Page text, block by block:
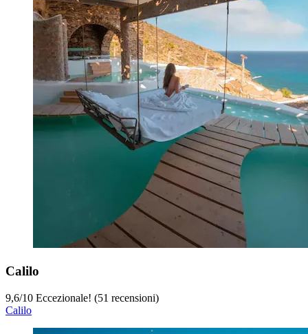
Calilo
9,6/10 Eccezionale! (51 recensioni)
Calilo